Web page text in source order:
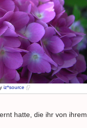
iz*source
hatte, die ihr von ihrem